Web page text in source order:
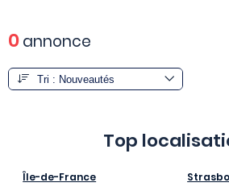
0annonce
Top
Île-de-France